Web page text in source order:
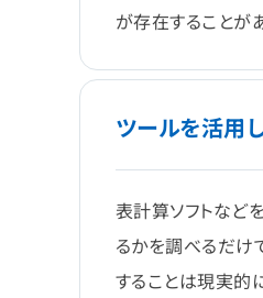
が存在することが
ツールを活用
表計算ソフトなど
るかを調べるだけ
することは現実的